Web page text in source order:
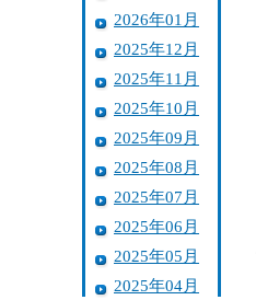
2026年01月
2025年12月
2025年11月
2025年10月
2025年09月
2025年08月
2025年07月
2025年06月
2025年05月
2025年04月